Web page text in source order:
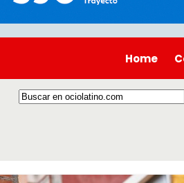
Home